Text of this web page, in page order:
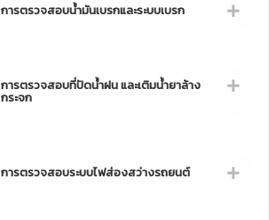
การตรวจสอบน้ำมันเบรกและระบบเบรก
การตรวจสอบที่ปัดน้ำฝน และเติมน้ำยาล้าง
กระจก
การตรวจสอบระบบไฟส่องสว่างรถยนต์